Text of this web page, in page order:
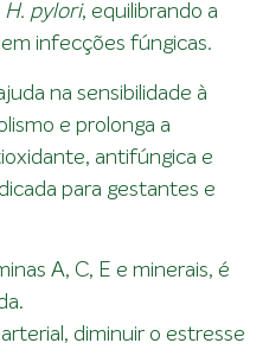
H. pylori, equilibrando a
infecções fúngicas.
na sensibilidade à
e prolonga a
antifúngica e
para gestantes e
A, C, E e minerais, é
diminuir o estresse